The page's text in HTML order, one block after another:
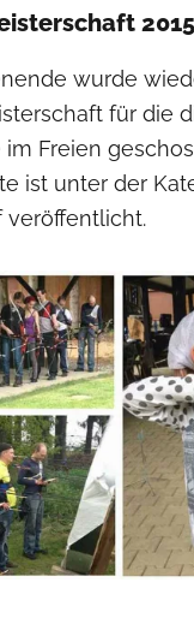
2015
wurde
für die
Freien
ist unter der
veröffentlicht.